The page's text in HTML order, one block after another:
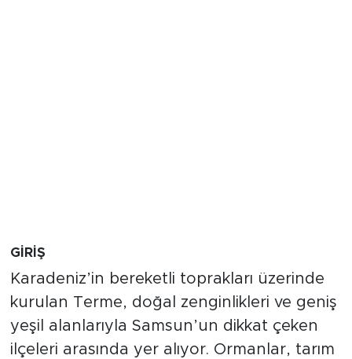
GİRİŞ
Karadeniz’in bereketli toprakları üzerinde
kurulan Terme, doğal zenginlikleri ve geniş
yeşil alanlarıyla Samsun’un dikkat çeken
ilçeleri arasında yer alıyor. Ormanlar, tarım